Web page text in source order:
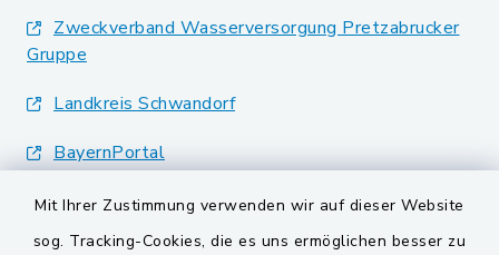
Mit Ihrer Zustimmung verwenden wir auf dieser Website
sog. Tracking-Cookies, die es uns ermöglichen besser zu
Zweckverband Wasserversorgung Pretzabrucker
Gruppe
Landkreis Schwandorf
BayernPortal
VG und Gemeinden